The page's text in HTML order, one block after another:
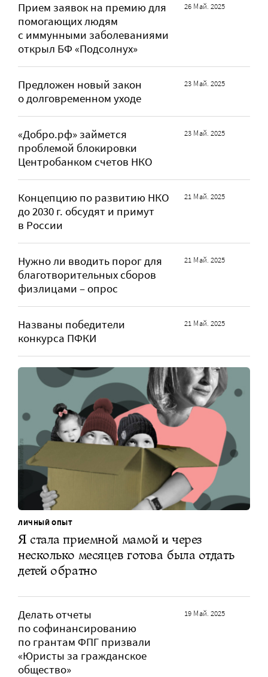
Прием заявок на премию для
помогающих людям
с иммунными заболеваниями
открыл БФ «Подсолнух»
26 Май. 2025
Предложен новый закон
о долговременном уходе
23 Май. 2025
«Добро.рф» займется
проблемой блокировки
Центробанком счетов НКО
23 Май. 2025
Концепцию по развитию НКО
до 2030 г. обсудят и примут
в России
21 Май. 2025
Нужно ли вводить порог для
благотворительных сборов
физлицами – опрос
21 Май. 2025
Названы победители
конкурса ПФКИ
21 Май. 2025
ЛИЧНЫЙ ОПЫТ
Я стала приемной мамой и через
несколько месяцев готова была отдать
детей обратно
Делать отчеты
по софинансированию
по грантам ФПГ призвали
«Юристы за гражданское
общество»
19 Май. 2025